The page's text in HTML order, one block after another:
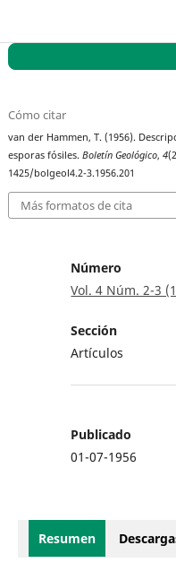
Cómo citar
van der Hammen, T. (1956).
esporas fósiles.Boletín Geológico,4
1425/bolgeol4.2-3.1956.201
Más formatos de cita
Número
Vol. 4 Núm. 2-3
Sección
Artículos
Publicado
01-07-1956
Resumen